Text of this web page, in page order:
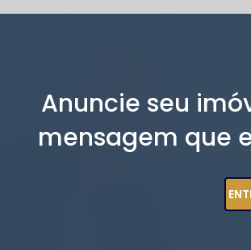
Anuncie seu
mensagem que